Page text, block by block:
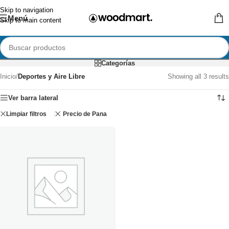
Skip to navigation
Skip to main content
Menú
Categorías
Inicio/Deportes y Aire Libre Showing all 3 results
Ver barra lateral
Limpiar filtros Precio de Pana